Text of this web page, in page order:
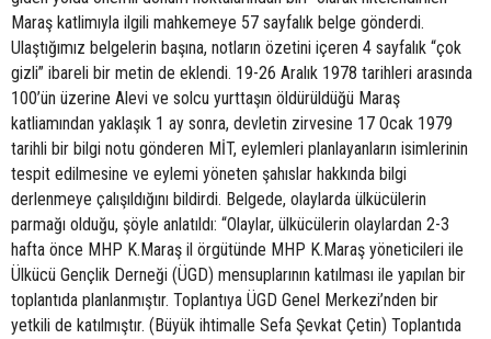
Maraş katlimıyla ilgili mahkemeye 57 sayfalık belge gönderdi.
Ulaştığımız belgelerin başına, notların özetini içeren 4 sayfalık “çok
gizli” ibareli bir metin de eklendi. 19-26 Aralık 1978 tarihleri arasında
100’ün üzerine Alevi ve solcu yurttaşın öldürüldüğü Maraş
katliamından yaklaşık 1 ay sonra, devletin zirvesine 17 Ocak 1979
tarihli bir bilgi notu gönderen MİT, eylemleri planlayanların isimlerinin
tespit edilmesine ve eylemi yöneten şahıslar hakkında bilgi
derlenmeye çalışıldığını bildirdi. Belgede, olaylarda ülkücülerin
parmağı olduğu, şöyle anlatıldı: “Olaylar, ülkücülerin olaylardan 2-3
hafta önce MHP K.Maraş il örgütünde MHP K.Maraş yöneticileri ile
Ülkücü Gençlik Derneği (ÜGD) mensuplarının katılması ile yapılan bir
toplantıda planlanmıştır. Toplantıya ÜGD Genel Merkezi’nden bir
yetkili de katılmıştır. (Büyük ihtimalle Sefa Şevkat Çetin) Toplantıda